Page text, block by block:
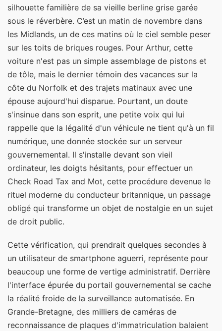
silhouette familière de sa vieille berline grise garée
sous le réverbère. C’est un matin de novembre dans
les Midlands, un de ces matins où le ciel semble peser
sur les toits de briques rouges. Pour Arthur, cette
voiture n'est pas un simple assemblage de pistons et
de tôle, mais le dernier témoin des vacances sur la
côte du Norfolk et des trajets matinaux avec une
épouse aujourd'hui disparue. Pourtant, un doute
s'insinue dans son esprit, une petite voix qui lui
rappelle que la légalité d'un véhicule ne tient qu'à un fil
numérique, une donnée stockée sur un serveur
gouvernemental. Il s'installe devant son vieil
ordinateur, les doigts hésitants, pour effectuer un
Check Road Tax and Mot, cette procédure devenue le
rituel moderne du conducteur britannique, un passage
obligé qui transforme un objet de nostalgie en un sujet
de droit public.
Cette vérification, qui prendrait quelques secondes à
un utilisateur de smartphone aguerri, représente pour
beaucoup une forme de vertige administratif. Derrière
l'interface épurée du portail gouvernemental se cache
la réalité froide de la surveillance automatisée. En
Grande-Bretagne, des milliers de caméras de
reconnaissance de plaques d'immatriculation balaient